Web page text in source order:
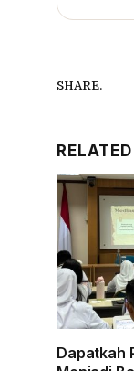
SHARE.
RELATED
Dapatkah